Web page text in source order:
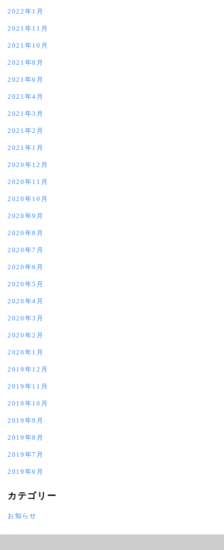
2022年1月
2021年11月
2021年10月
2021年8月
2021年6月
2021年4月
2021年3月
2021年2月
2021年1月
2020年12月
2020年11月
2020年10月
2020年9月
2020年8月
2020年7月
2020年6月
2020年5月
2020年4月
2020年3月
2020年2月
2020年1月
2019年12月
2019年11月
2019年10月
2019年9月
2019年8月
2019年7月
2019年6月
カテゴリー
お知らせ